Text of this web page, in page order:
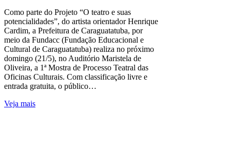
Como parte do Projeto “O teatro e suas
potencialidades”, do artista orientador Henrique
Cardim, a Prefeitura de Caraguatatuba, por
meio da Fundacc (Fundação Educacional e
Cultural de Caraguatatuba) realiza no próximo
domingo (21/5), no Auditório Maristela de
Oliveira, a 1ª Mostra de Processo Teatral das
Oficinas Culturais. Com classificação livre e
entrada gratuita, o público…
Veja mais